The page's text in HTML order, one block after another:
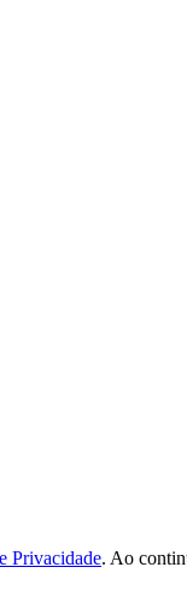
Privacidade. Ao